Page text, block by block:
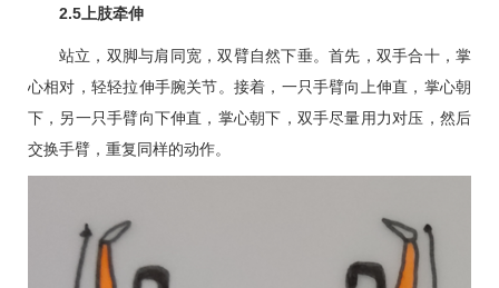
2.5上肢牵伸
站立，双脚与肩同宽，双臂自然下垂。首先，双手合十，掌
心相对，轻轻拉伸手腕关节。接着，一只手臂向上伸直，掌心朝
下，另一只手臂向下伸直，掌心朝下，双手尽量用力对压，然后
交换手臂，重复同样的动作。